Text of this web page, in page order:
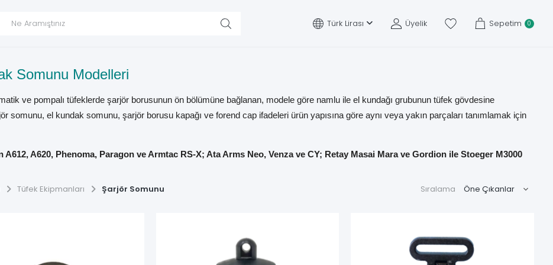
Türk Lirası Üyelik Sepetim 0
Somunu Modelleri
ve pompalı tüfeklerde şarjör borusunun ön bölümüne bağlanan, modele göre namlu ile el kundağı grubunun tüfek gövdesine
somunu, el kundak somunu, şarjör borusu kapağı ve forend cap ifadeleri ürün yapısına göre aynı veya yakın parçaları tanımlamak için
A612, A620, Phenoma, Paragon ve Armtac RS-X; Ata Arms Neo, Venza ve CY; Retay Masai Mara ve Gordion ile Stoeger M3000
göre seçilmemelidir. Tüfeğin tam modeli, kalibresi, gazlı–kinetik–pompalı çalışma sistemi, şarjör borusunun diş yapısı, somun
av tüfeğinde şarjör borusunun ön ucuna vidalanır. Modele göre el kundağı ve namlu grubunun gövdeye sabitlenmesine, şarjör
Tüfek Ekipmanları Şarjör Somunu Sıralama